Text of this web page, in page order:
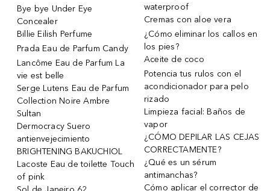
Bye bye Under Eye
Concealer
Billie Eilish Perfume
Prada Eau de Parfum Candy
Lancôme Eau de Parfum La
vie est belle
Serge Lutens Eau de Parfum
Collection Noire Ambre
Sultan
Dermocracy Suero
antienvejecimiento
BRIGHTENING BAKUCHIOL
Lacoste Eau de toilette Touch
of pink
waterproof
Cremas con aloe vera
¿Cómo eliminar los callos en
los pies?
Aceite de coco
Potencia tus rulos con el
acondicionador para pelo
rizado
Limpieza facial: Baños de
vapor
¿CÓMO DEPILAR LAS CEJAS
CORRECTAMENTE?
¿Qué es un sérum
antimanchas?
Cómo aplicar el corrector de